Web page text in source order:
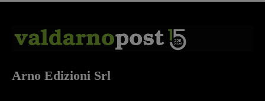
Arno Edizioni Srl